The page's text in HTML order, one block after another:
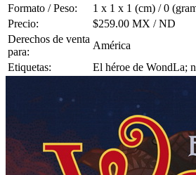
Formato / Peso:
1 x 1 x 1 (cm) / 0
Precio:
$259.00 MX / ND
Derechos de venta
para:
América
Etiquetas:
El héroe de WondLa;